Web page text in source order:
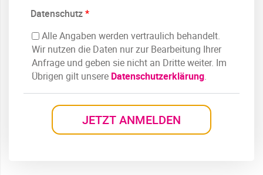
Datenschutz*
Alle Angaben werden vertraulich behandelt.
Wir nutzen die Daten nur zur Bearbeitung Ihrer
Anfrage und geben sie nicht an Dritte weiter. Im
Übrigen gilt unsere Datenschutzerklärung.